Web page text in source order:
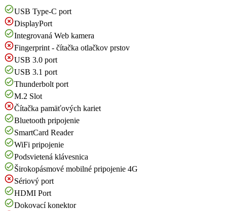
USB Type-C port
DisplayPort
Integrovaná Web kamera
Fingerprint - čítačka otlačkov prstov
USB 3.0 port
USB 3.1 port
Thunderbolt port
M.2 Slot
Čítačka pamäťových kariet
Bluetooth pripojenie
SmartCard Reader
WiFi pripojenie
Podsvietená klávesnica
Širokopásmové mobilné pripojenie 4G
Sériový port
HDMI Port
Dokovací konektor